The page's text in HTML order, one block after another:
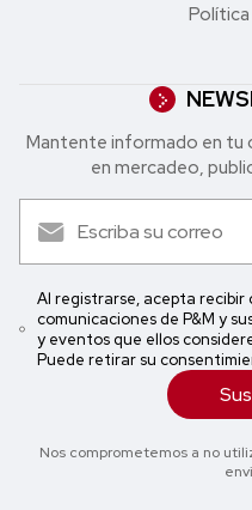
Mantente informado en tu
en mercadeo,
Al registrarse, acepta
comunicaciones de P&M y
y eventos que ellos
Puede retirar su
Nos comprometemos a no